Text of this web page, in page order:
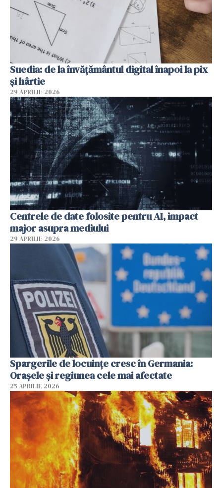
Suedia: de la învățământul digital înapoi la pix
și hârtie
29 APRILIE 2026
Centrele de date folosite pentru AI, impact
major asupra mediului
29 APRILIE 2026
Spargerile de locuințe cresc în Germania:
Orașele și regiunea cele mai afectate
25 APRILIE 2026